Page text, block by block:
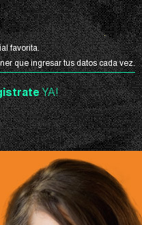
favorita.
que ingresar tus datos cada vez.
YA!